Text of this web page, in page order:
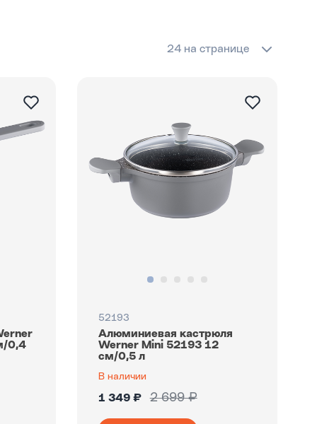
24 на странице
0,4
52193
Алюминиевая кастрюля
Werner Mini 52193 12
см/0,5 л
В наличии
1 349 ₽ 2 699 ₽